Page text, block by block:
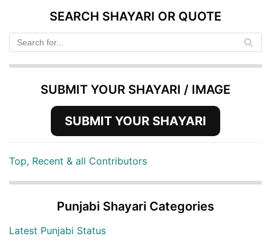
SEARCH SHAYARI OR QUOTE
SUBMIT YOUR SHAYARI / IMAGE
SUBMIT YOUR SHAYARI
Top, Recent & all Contributors
Punjabi Shayari Categories
Latest Punjabi Status